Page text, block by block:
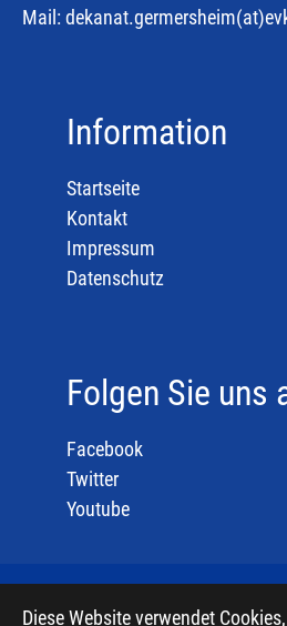
Diese Website verwendet
Mail:dekanat.germersheim(at)
Information
Startseite
Kontakt
Impressum
Datenschutz
Folgen Sie uns
Facebook
Twitter
Youtube